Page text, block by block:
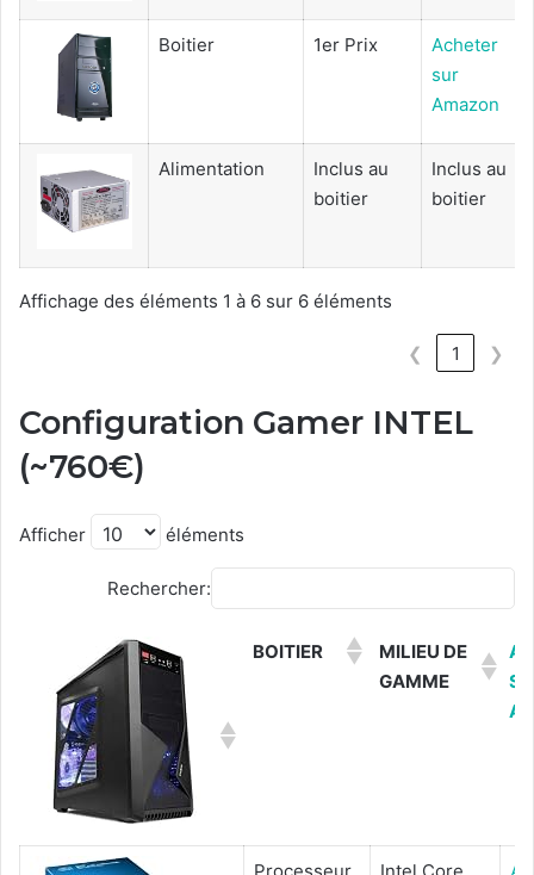
Boitier 1er Prix
Acheter
sur
Amazon
Alimentation
Inclus au
boitier
Inclus au
boitier
Affichage des éléments 1 à 6 sur 6 éléments
❮ 1 ❯
Configuration Gamer INTEL
(~760€)
Afficher éléments
Rechercher:
BOITIER
MILIEU DE
GAMME